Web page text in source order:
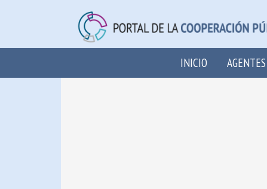
INICIO AGENTES